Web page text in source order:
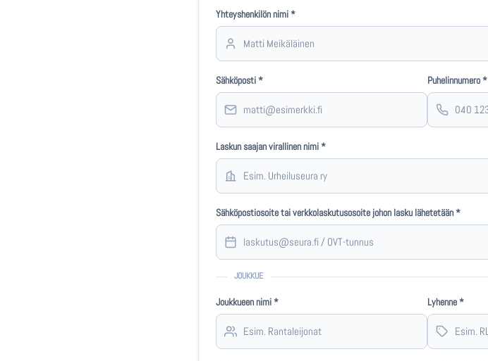
Yhteyshenkilön nimi *
Sähköposti * Puhelinnumero *
Laskun saajan virallinen nimi *
Sähköpostiosoite tai verkkolaskutusosoite johon lasku lähetetään *
JOUKKUE
Joukkueen nimi * Lyhenne *